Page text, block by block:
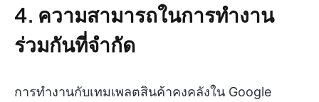
4. ความสามารถในการทำงาน
ร่วมกันที่จำกัด
การทำงานกับเทมเพลตสินค้าคงคลังใน Google